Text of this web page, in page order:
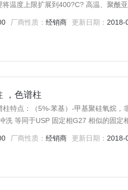
温度上限扩展到400?C? 高温、聚酰
厂商性质：经销商 更新日期： 2018-
，色谱柱
5%-苯基）-甲基聚硅氧烷，非极性 高性能通用
厂商性质：经销商 更新日期： 2018-